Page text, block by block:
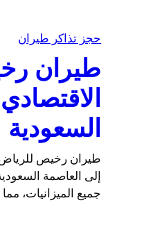
حجز تذاكر طيران
طيران
السعودية
طيران رخيص للرياض
إلى العاصمة
جميع الميزانيات،